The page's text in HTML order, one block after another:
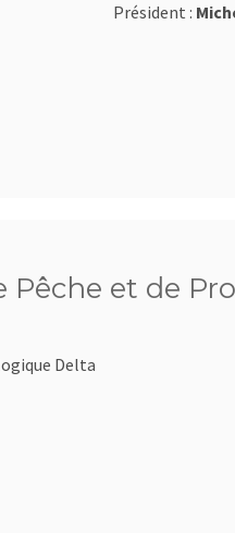
Président :
Pêche et de
Delta